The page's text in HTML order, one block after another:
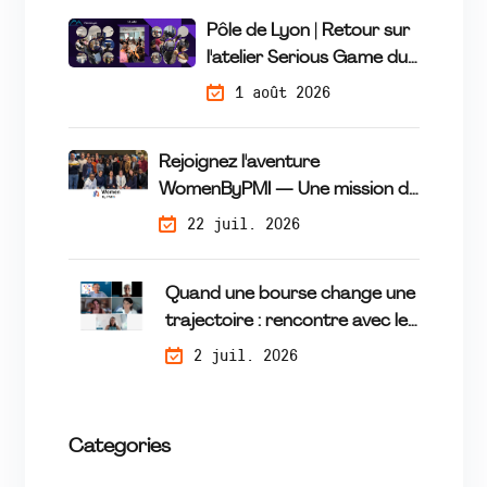
Pôle de Lyon | Retour sur
l'atelier Serious Game du
16 Juillet
1 août 2026
Rejoignez l'aventure
WomenByPMI — Une mission de
mécénat de compétences qui
22 juil. 2026
Quand une bourse change une
trajectoire : rencontre avec les
lauréates du programme
2 juil. 2026
Categories